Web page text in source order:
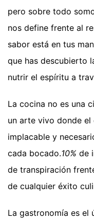
pero sobre todo
nos define frente al
sabor está en tus
que has descubierto
nutrir el espíritu a
La cocina no es una
un arte vivo donde el
implacable y
cada bocado.10% de
de transpiración
de cualquier éxito
La gastronomía es el